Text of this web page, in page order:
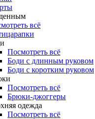
всё
Посмотреть всё
Боди с длинным руковом
Боди с коротким руковом
Посмотреть всё
Брюки-джоггеры
одежда
Посмотреть всё